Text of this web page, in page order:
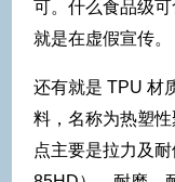
可。什么食品级
就是在虚假宣传。
还有就是 TPU 材
料，名称为热塑
点主要是拉力及